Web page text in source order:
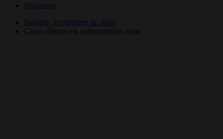
Secciones
Sumario Septiembre de 2016
Casos clínicos en enfermedades raras